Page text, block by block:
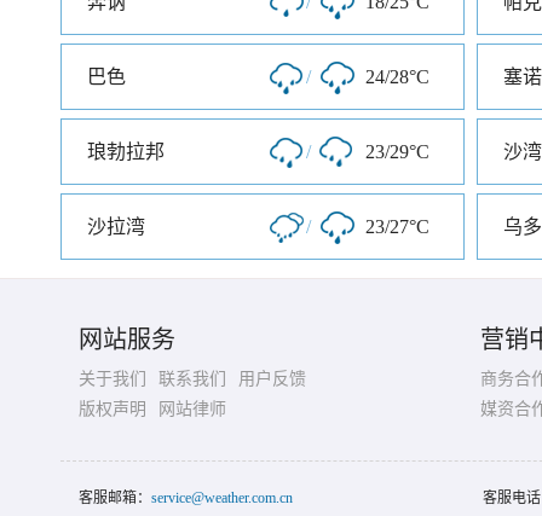
巴色 / 24/28°C 塞诺
琅勃拉邦 / 23/29°C 沙
沙拉湾 / 23/27°C 乌
网站服务
关于我们 联系我们
用户反馈
版权声明
网站律师
营销
商务合
媒资合
客服邮箱： service@weather.com.cn 客服电